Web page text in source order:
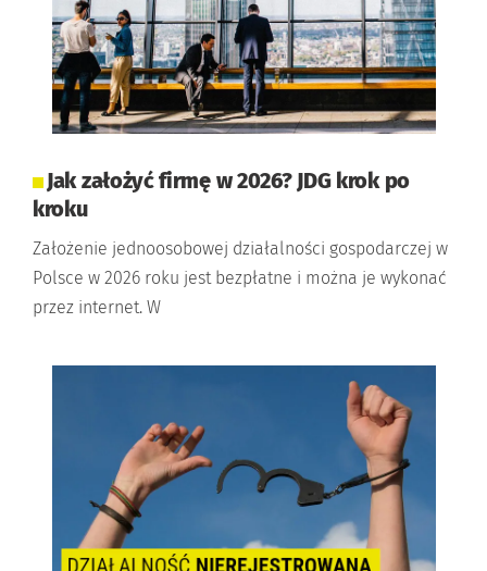
Jak założyć firmę w 2026? JDG krok po
kroku
Założenie jednoosobowej działalności gospodarczej w
Polsce w 2026 roku jest bezpłatne i można je wykonać
przez internet. W